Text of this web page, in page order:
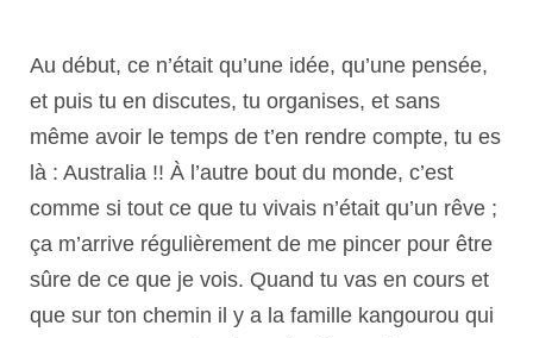
Au début, ce n’était qu’une idée, qu’une pensée,
et puis tu en discutes, tu organises, et sans
même avoir le temps de t’en rendre compte, tu es
là : Australia !! À l’autre bout du monde, c’est
comme si tout ce que tu vivais n’était qu’un rêve ;
ça m’arrive régulièrement de me pincer pour être
sûre de ce que je vois. Quand tu vas en cours et
que sur ton chemin il y a la famille kangourou qui